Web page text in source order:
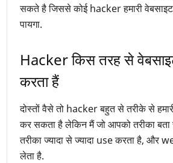
सकते है जिससे कोई hacker हमारी
पायगा.
Hacker किस तरह से
करता हैं
दोस्तों वैसे तो hacker बहुत से तरीके से
कर सकता है लेकिन मैं जो आपको तरीका बता
तरीका ज्यादा से ज्यादा use करता है, और
लेता है.